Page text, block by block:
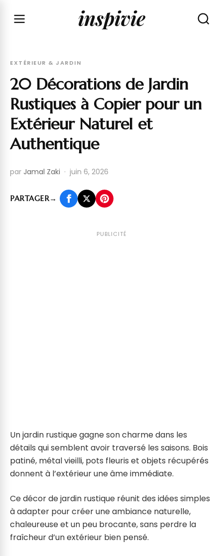
inspivie
EXTÉRIEUR & JARDIN
20 Décorations de Jardin
Rustiques à Copier pour un
Extérieur Naturel et
Authentique
par Jamal Zaki · juin 6, 2026
PARTAGER→
PUBLICITÉ
Un jardin rustique gagne son charme dans les
détails qui semblent avoir traversé les saisons. Bois
patiné, métal vieilli, pots fleuris et objets récupérés
donnent à l’extérieur une âme immédiate.
Ce décor de jardin rustique réunit des idées simples
à adapter pour créer une ambiance naturelle,
chaleureuse et un peu brocante, sans perdre la
fraîcheur d’un extérieur bien pensé.